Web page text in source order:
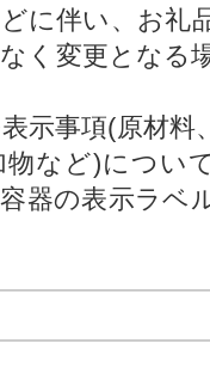
に伴い、お礼
く変更となる
示事項(原材料
物など)につい
器の表示ラベ